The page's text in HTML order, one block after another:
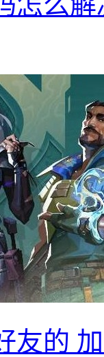
友的